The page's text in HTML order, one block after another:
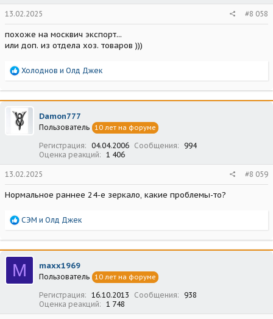
13.02.2025 #8 058
похоже на москвич экспорт...
или доп. из отдела хоз. товаров )))
Р
а
к
ц
и
и
Холоднов и Олд Джек
Damon777
Пользователь 10 лет на форуме
Регистрация 04.04.2006 Сообщения
994
Оценка реакций
1 406
13.02.2025 #8 059
Нормальное раннее 24-е зеркало, какие проблемы-то?
Р
а
к
ц
и
и
СЭМ и Олд Джек
M maxx1969
Пользователь 10 лет на форуме
Регистрация 16.10.2013 Сообщения
938
Оценка реакций
1 748